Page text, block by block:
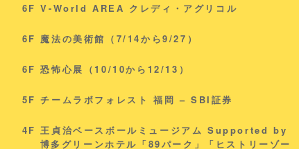
6F V-World AREA クレディ・アグリコル
6F 魔法の美術館（7/14から9/27）
6F 恐怖心展（10/10から12/13）
5F チームラボフォレスト 福岡 – SBI証券
4F 王貞治ベースボールミュージアム Supported by
博多グリーンホテル「89パーク」「ヒストリーゾー